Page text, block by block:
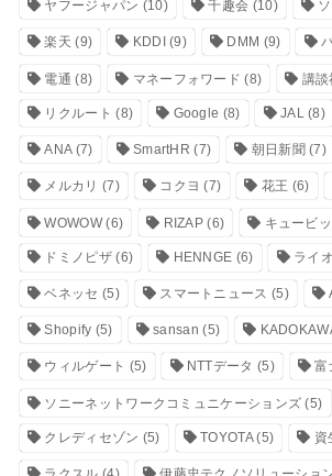
ヤフージャパン (10) 千趣会 (10)
楽天 (9) KDDI (9) DMM (9)
電通 (8) マネーフォワード (8) 講談
リクルート (8) Google (8) JAL(8)
ANA(7) SmartHR (7) 朝日新聞 (7)
メルカリ (7) コクヨ (7) 花王 (6)
WOWOW(6) RIZAP (6) キュービ
ドミノピザ(6) HENNGE (6) ライ
ベネッセ (5) スマートニュース (5)
Shopify (5) sansan (5)
ウィルゲート (5) NTTデータ (5) 富
ソニーネットワークコミュニケーションズ (5)
クレディセゾン (5) TOYOTA(5) 資